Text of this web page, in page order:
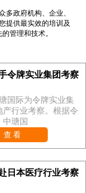
多政府机构、企业、
提供最实效的培训及
管理和技术。
令牌实业集团考察
国际为令牌实业集
产行业考察。根据令
中瑭国
查 看
日本医疗行业考察